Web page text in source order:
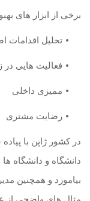
برخی از ابزار های
• تحلیل اقدامات
• فعالیت هایی در
• ممیزی داخلی
• رضایت مشتری
در کشور ژاپن با
دانشگاه و دانشگاه ها
بیاموزد و همچنین